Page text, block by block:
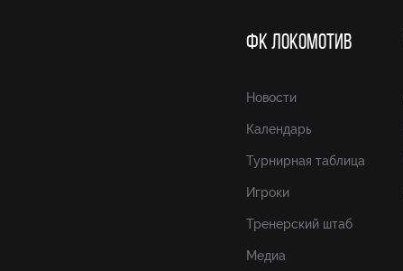
ФК ЛОКОМОТИВ
Новости
Календарь
Турнирная таблица
Игроки
Тренерский штаб
Медиа